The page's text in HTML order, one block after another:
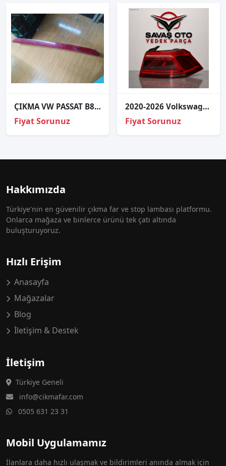
ÇIKMA VW PASSAT B8 BAGAJ STOP 3. STOP
Fiyat Sorunuz
2020-2026 Volkswagen Passat Arka Stop Dış LED Sağ Sol
Fiyat Sorunuz
Hakkımızda
Türkiye'nin en güvenilir çıkma far ve stop lambası platformu.
Onlarca mağaza ve binlerce ürünü tek çatı altında
buluşturuyoruz.
Hızlı Erişim
Anasayfa
Mağazalar
Blog
İletişim & Destek
İletişim
Türkiye Geneli
info@cikmafar.com
0505 631 23 31
Mobil Uygulamamız
İlanlara daha hızlı ulaşmak ve bildirimleri anında almak için